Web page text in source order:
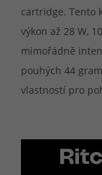
cartridge. Tento
výkon až 28 W,
mimořádně
pouhých 44
vlastností pro